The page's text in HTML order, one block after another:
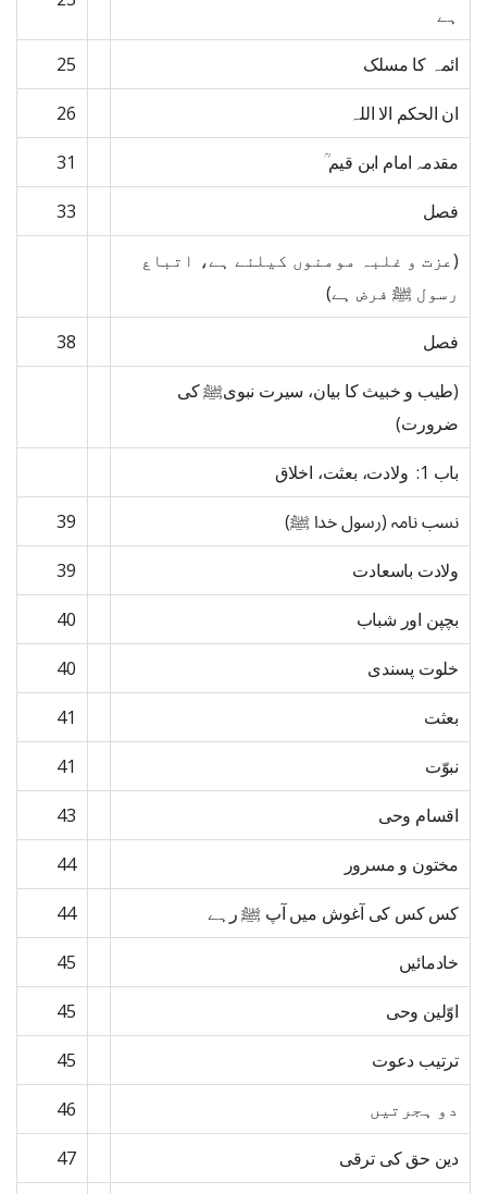
ہے
ائمہ کا مسلک 25
ان الحکم الا اللہ 26
مقدمہ امام ابن قیم ؒ 31
فصل 33
(عزت و غلبہ مومنوں کیلئے ہے، اتباع
رسول ﷺ فرض ہے)
فصل 38
(طیب و خبیث کا بیان، سیرت نبویﷺ کی
ضرورت)
باب 1: ولادت، بعثت، اخلاق
نسب نامہ (رسول خدا ﷺ) 39
ولادت باسعادت 39
بچپن اور شباب 40
خلوت پسندی 40
بعثت 41
نبوّت 41
اقسام وحی 43
مختون و مسرور 44
کس کس کی آغوش میں آپ ﷺ رہے 44
خادمائیں 45
اوّلین وحی 45
ترتیب دعوت 45
دو ہجرتیں 46
دین حق کی ترقی 47